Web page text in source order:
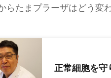
らたまプラーザはどう変
正常細胞を守